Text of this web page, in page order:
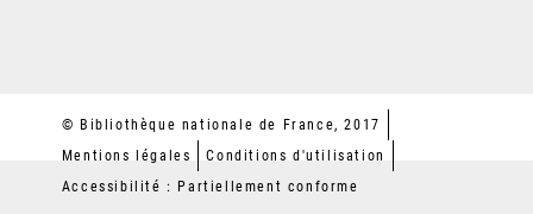
© Bibliothèque nationale de France, 2017
Mentions légales
Conditions d'utilisation
Accessibilité : Partiellement conforme